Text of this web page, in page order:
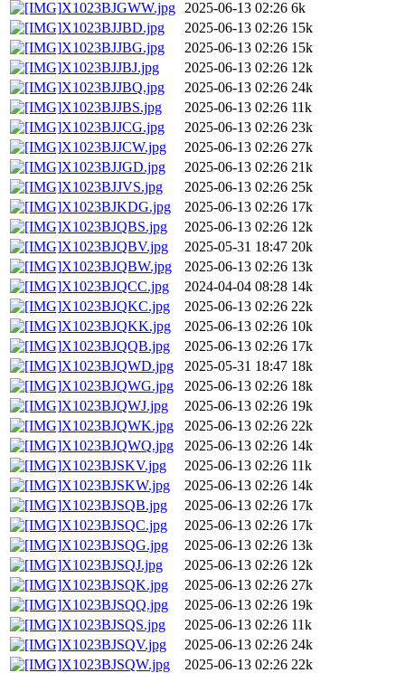
X1023BJGWW.jpg 2025-06-13 02:26 6k
X1023BJJBD.jpg
2025-06-13 02:26 15k
X1023BJJBG.jpg
2025-06-13 02:26 15k
X1023BJJBJ.jpg
2025-06-13 02:26 12k
X1023BJJBQ.jpg
2025-06-13 02:26 24k
X1023BJJBS.jpg
2025-06-13 02:26 11k
X1023BJJCG.jpg
2025-06-13 02:26 23k
X1023BJJCW.jpg
2025-06-13 02:26 27k
X1023BJJGD.jpg
2025-06-13 02:26 21k
X1023BJJVS.jpg
2025-06-13 02:26 25k
X1023BJKDG.jpg
2025-06-13 02:26 17k
X1023BJQBS.jpg
2025-06-13 02:26 12k
X1023BJQBV.jpg
2025-05-31 18:47 20k
X1023BJQBW.jpg
2025-06-13 02:26 13k
X1023BJQCC.jpg
2024-04-04 08:28 14k
X1023BJQKC.jpg
2025-06-13 02:26 22k
X1023BJQKK.jpg
2025-06-13 02:26 10k
X1023BJQQB.jpg
2025-06-13 02:26 17k
X1023BJQWD.jpg
2025-05-31 18:47 18k
X1023BJQWG.jpg
2025-06-13 02:26 18k
X1023BJQWJ.jpg
2025-06-13 02:26 19k
X1023BJQWK.jpg
2025-06-13 02:26 22k
X1023BJQWQ.jpg
2025-06-13 02:26 14k
X1023BJSKV.jpg
2025-06-13 02:26 11k
X1023BJSKW.jpg
2025-06-13 02:26 14k
X1023BJSQB.jpg
2025-06-13 02:26 17k
X1023BJSQC.jpg
2025-06-13 02:26 17k
X1023BJSQG.jpg
2025-06-13 02:26 13k
X1023BJSQJ.jpg
2025-06-13 02:26 12k
X1023BJSQK.jpg
2025-06-13 02:26 27k
X1023BJSQQ.jpg
2025-06-13 02:26 19k
X1023BJSQS.jpg
2025-06-13 02:26 11k
X1023BJSQV.jpg
2025-06-13 02:26 24k
X1023BJSQW.jpg
2025-06-13 02:26 22k